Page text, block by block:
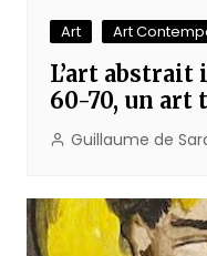
Art Art
L’art abstrait
60-70, un art
Guillaume de